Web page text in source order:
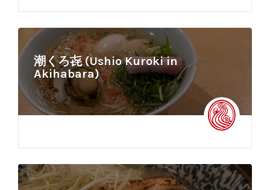
潮くろ㐂 (Ushio Kuroki in
Akihabara)